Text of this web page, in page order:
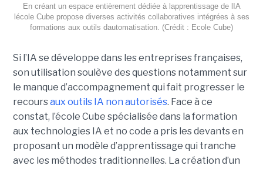
En créant un espace entièrement dédiée à lapprentissage de lIA
lécole Cube propose diverses activités collaboratives intégrées à ses
formations aux outils dautomatisation. (Crédit : Ecole Cube)
Si l’IA se développe dans les entreprises françaises,
son utilisation soulève des questions notamment sur
le manque d’accompagnement qui fait progresser le
recoursaux outils IA non autorisés. Face à ce
constat, l’école Cube spécialisée dans la formation
aux technologies IA et no code a pris les devants en
proposant un modèle d’apprentissage qui tranche
avec les méthodes traditionnelles. La création d’un